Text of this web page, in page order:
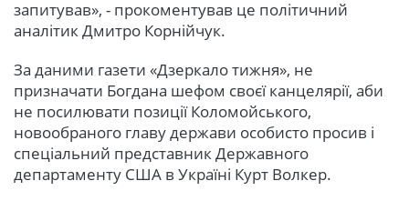
запитував», - прокоментував це політичний
аналітик Дмитро Корнійчук.
За даними газети «Дзеркало тижня», не
призначати Богдана шефом своєї канцелярії, аби
не посилювати позиції Коломойського,
новообраного главу держави особисто просив і
спеціальний представник Державного
департаменту США в Україні Курт Волкер.